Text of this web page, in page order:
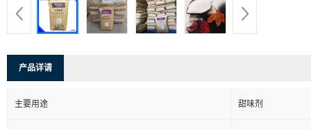
产品详请
主要用途 甜味剂